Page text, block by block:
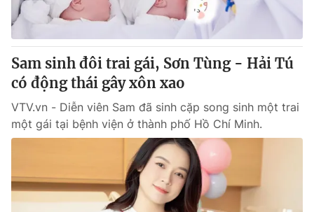
VTV Sức khoẻ Bất động sản
Thị trường 24h Tấm lòng Việt
VTV4 Vươn mình bằng AI
VTV9 VTV8
English
Sam sinh đôi trai gái, Sơn Tùng - Hải Tú
có động thái gây xôn xao
VTV.vn - Diễn viên Sam đã sinh cặp song sinh một trai
một gái tại bệnh viện ở thành phố Hồ Chí Minh.